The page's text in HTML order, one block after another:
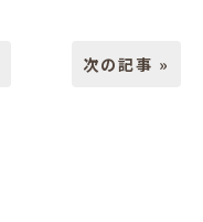
次の記事 »